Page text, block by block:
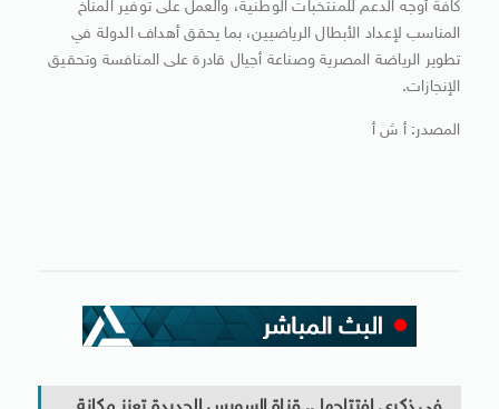
كافة أوجه الدعم للمنتخبات الوطنية، والعمل على توفير المناخ
المناسب لإعداد الأبطال الرياضيين، بما يحقق أهداف الدولة في
تطوير الرياضة المصرية وصناعة أجيال قادرة على المنافسة وتحقيق
الإنجازات.
المصدر: أ ش أ